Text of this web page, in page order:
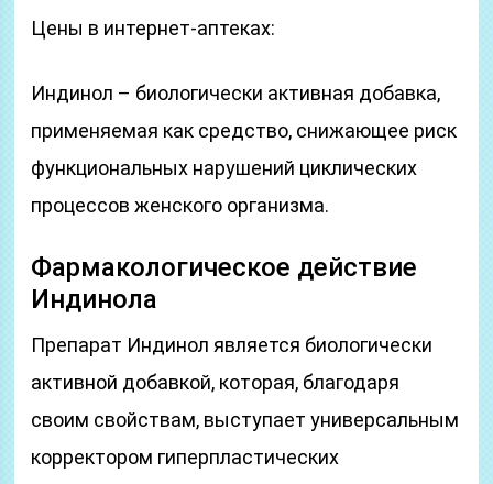
Цены в интернет-аптеках:
Индинол – биологически активная добавка,
применяемая как средство, снижающее риск
функциональных нарушений циклических
процессов женского организма.
Фармакологическое действие
Индинола
Препарат Индинол является биологически
активной добавкой, которая, благодаря
своим свойствам, выступает универсальным
корректором гиперпластических